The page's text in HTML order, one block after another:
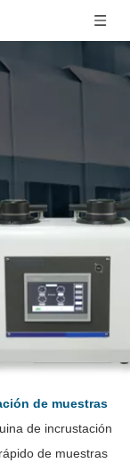
de muestras
de incrustación
de muestras